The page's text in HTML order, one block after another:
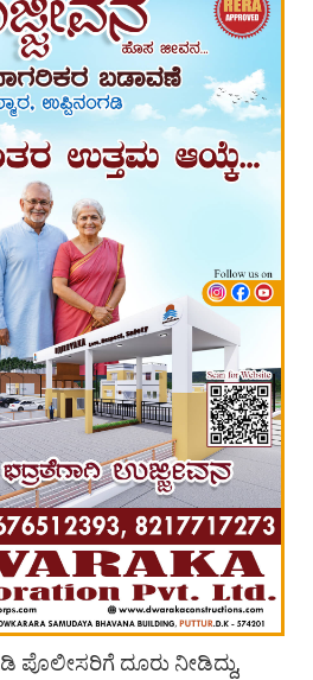
ಪೊಲೀಸರಿಗೆ ದೂರು ನೀಡಿದ್ದು,